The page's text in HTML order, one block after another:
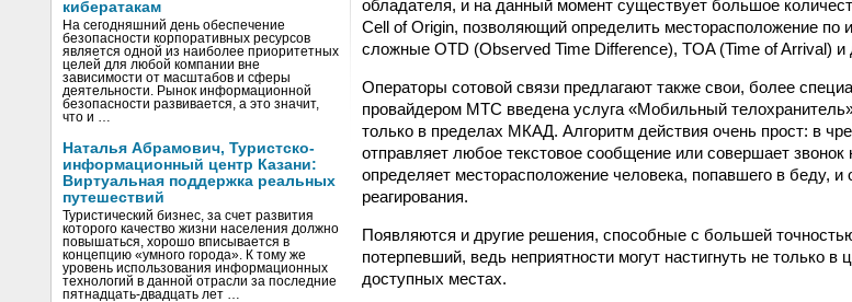
кибератакам
На сегодняшний день обеспечение
безопасности корпоративных ресурсов
является одной из наиболее приоритетных
целей для любой компании вне
зависимости от масштабов и сферы
деятельности. Рынок информационной
безопасности развивается, а это значит,
что и …
Наталья Абрамович, Туристско-
информационный центр Казани:
Виртуальная поддержка реальных
путешествий
Туристический бизнес, за счет развития
которого качество жизни населения должно
повышаться, хорошо вписывается в
концепцию «умного города». К тому же
уровень использования информационных
технологий в данной отрасли за последние
пятнадцать-двадцать лет …
обладателя, и на данный момент существует большое
Cell of Origin, позволяющий определить месторасположение по
сложные OTD (Observed Time Difference), TOA (Time of Arrival) и
Операторы сотовой связи предлагают также свои, более
провайдером МТС введена услуга «Мобильный
только в пределах МКАД. Алгоритм действия очень прост: в
отправляет любое текстовое сообщение или совершает звонок
определяет месторасположение человека, попавшего в беду,
реагирования.
Появляются и другие решения, способные с большей
потерпевший, ведь неприятности могут настигнуть не только
доступных местах.